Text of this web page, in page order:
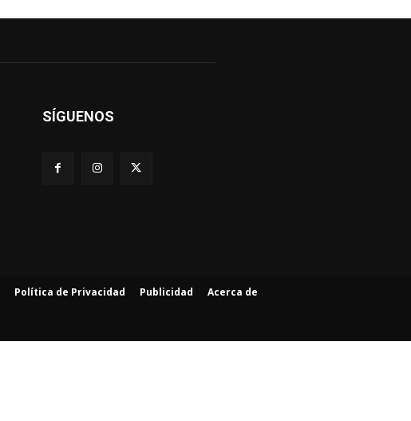
SÍGUENOS
Política de Privacidad Publicidad Acerca de